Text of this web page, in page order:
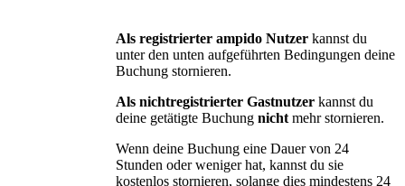
Als registrierter ampido Nutzer kannst du
unter den unten aufgeführten Bedingungen deine
Buchung stornieren.
Als nichtregistrierter Gastnutzer kannst du
deine getätigte Buchung nicht mehr stornieren.
Wenn deine Buchung eine Dauer von 24
Stunden oder weniger hat, kannst du sie
kostenlos stornieren, solange dies mindestens 24